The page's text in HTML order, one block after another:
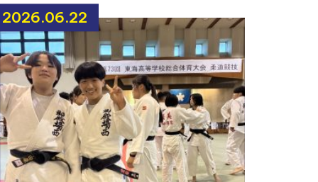
2026.06.22